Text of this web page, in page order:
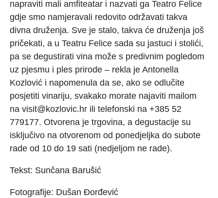
napraviti mali amfiteatar i nazvati ga Teatro Felice
gdje smo namjeravali redovito održavati takva
divna druženja. Sve je stalo, takva će druženja još
pričekati, a u Teatru Felice sada su jastuci i stolići,
pa se degustirati vina može s predivnim pogledom
uz pjesmu i ples prirode – rekla je Antonella
Kozlović i napomenula da se, ako se odlučite
posjetiti vinariju, svakako morate najaviti mailom
na visit@kozlovic.hr ili telefonski na +385 52
779177. Otvorena je trgovina, a degustacije su
isključivo na otvorenom od ponedjeljka do subote
rade od 10 do 19 sati (nedjeljom ne rade).
Tekst: Sunčana Barušić
Fotografije: Dušan Đorđević